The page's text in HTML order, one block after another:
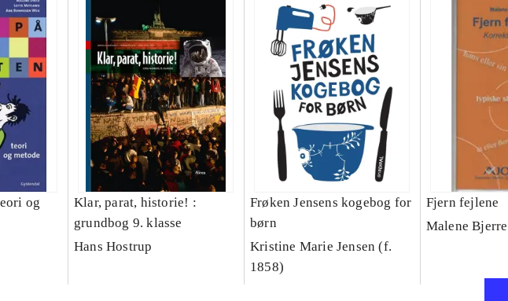
og
Klar, parat, historie! :
grundbog 9. klasse
Hans Hostrup
Frøken Jensens kogebog for
børn
Kristine Marie Jensen (f.
1858)
Fjern fejlene
Malene Bjerre